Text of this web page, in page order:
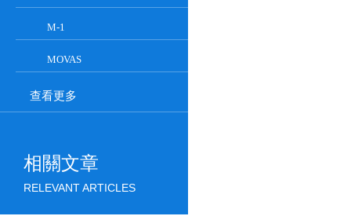
M-1
MOVAS
查看更多
相關文章
RELEVANT ARTICLES